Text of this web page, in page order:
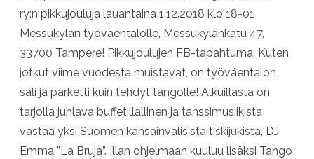
ry:n pikkujouluja lauantaina 1.12.2018 klo 18-01
Messukylän työväentalolle, Messukylänkatu 47,
33700 Tampere! Pikkujoulujen FB-tapahtuma. Kuten
jotkut viime vuodesta muistavat, on työväentalon
sali ja parketti kuin tehdyt tangolle! Alkuillasta on
tarjolla juhlava buffetillallinen ja tanssimusiikista
vastaa yksi Suomen kansainvälisistä tiskijukista, DJ
Emma ”La Bruja”. Illan ohjelmaan kuuluu lisäksi Tango